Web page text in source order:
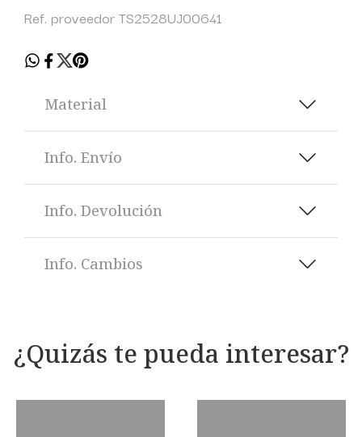
Ref. proveedor TS2528UJ00641
Material
Info. Envío
Info. Devolución
Info. Cambios
¿Quizás te pueda interesar?